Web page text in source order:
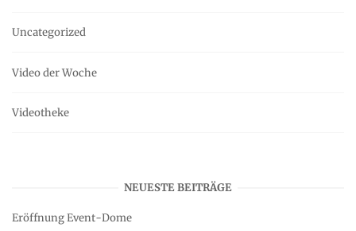
Uncategorized
Video der Woche
Videotheke
NEUESTE BEITRÄGE
Eröffnung Event-Dome